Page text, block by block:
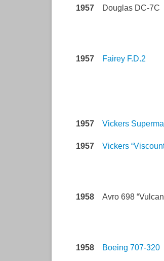
1957 Douglas DC-7C
1957 Fairey F.D.2
1957 Vickers
1957 Vickers
1958 Avro 698
1958 Boeing 707-320